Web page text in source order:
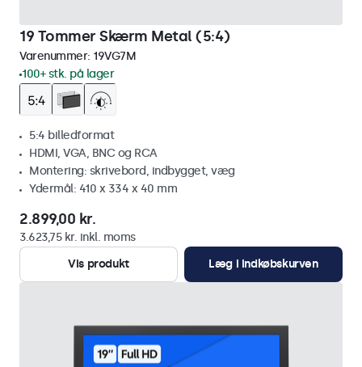
19 Tommer Skærm Metal (5:4)
Varenummer: 19VG7M
100+ stk. på lager
5:4 billedformat
HDMI, VGA, BNC og RCA
Montering: skrivebord, indbygget, væg
Ydermål: 410 x 334 x 40 mm
2.899,00 kr.
3.623,75 kr. inkl. moms
Vis produkt
Læg i indkøbskurven